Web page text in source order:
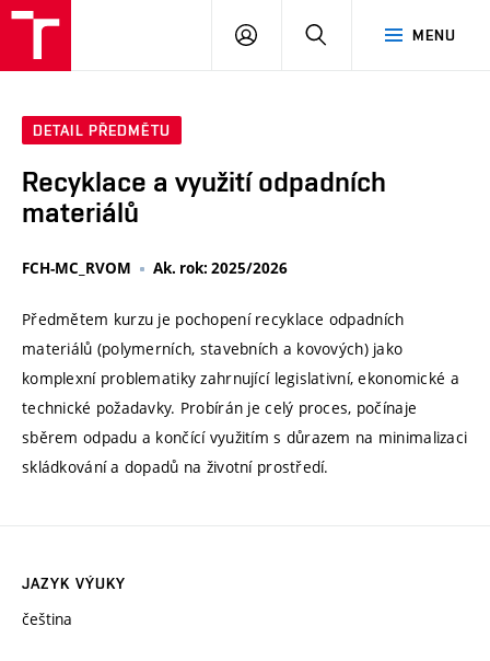
MENU
PŘIHLÁSIT
DETAIL PŘEDMĚTU
Recyklace a využití odpadních
materiálů
FCH-MC_RVOM Ak. rok: 2025/2026
Předmětem kurzu je pochopení recyklace odpadních
materiálů (polymerních, stavebních a kovových) jako
komplexní problematiky zahrnující legislativní, ekonomické a
technické požadavky. Probírán je celý proces, počínaje
sběrem odpadu a končící využitím s důrazem na minimalizaci
skládkování a dopadů na životní prostředí.
JAZYK VÝUKY
čeština